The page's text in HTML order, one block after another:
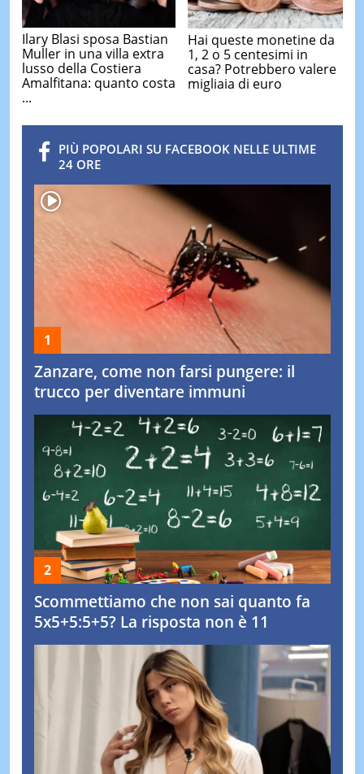
Ilary Blasi sposa Bastian
Muller in una villa extra
lusso della Costiera
Amalfitana: quanto costa
...
Hai queste monetine da
1, 2 o 5 centesimi in
casa? Potrebbero valere
migliaia di euro
PIÙ POPOLARI SU FACEBOOK NELLE ULTIME
24 ORE
Zanzare, come non farsi pungere: il
trucco per diventare immuni
Scommettiamo che non sai quanto fa
5x5+5:5+5? La risposta non è 11